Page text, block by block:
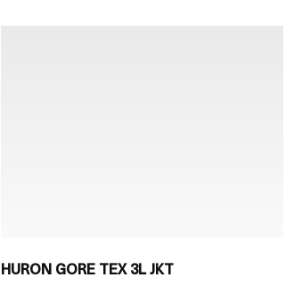
HURON GORE TEX 3L JKT